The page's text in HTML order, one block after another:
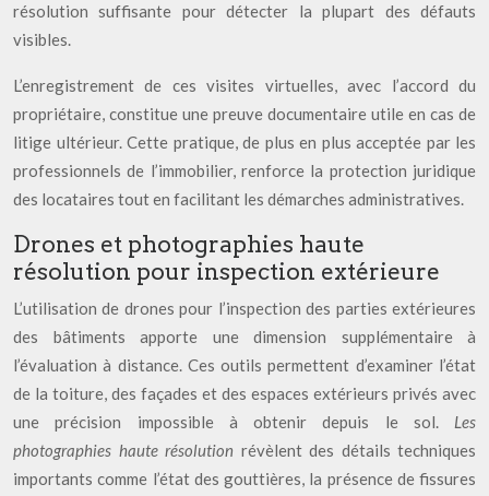
résolution suffisante pour détecter la plupart des défauts
visibles.
L’enregistrement de ces visites virtuelles, avec l’accord du
propriétaire, constitue une preuve documentaire utile en cas de
litige ultérieur. Cette pratique, de plus en plus acceptée par les
professionnels de l’immobilier, renforce la protection juridique
des locataires tout en facilitant les démarches administratives.
Drones et photographies haute
résolution pour inspection extérieure
L’utilisation de drones pour l’inspection des parties extérieures
des bâtiments apporte une dimension supplémentaire à
l’évaluation à distance. Ces outils permettent d’examiner l’état
de la toiture, des façades et des espaces extérieurs privés avec
une précision impossible à obtenir depuis le sol. Les
photographies haute résolution révèlent des détails techniques
importants comme l’état des gouttières, la présence de fissures